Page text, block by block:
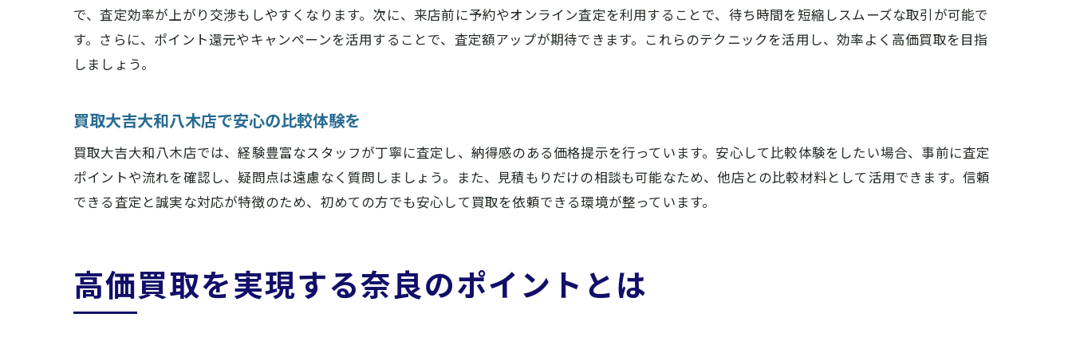
家電買取時に必要な準備と注意点まとめ
奈良リサイクルショップ大型品査定のコツ
奈良の信頼できる買取業者選び方ガイド
口コミで評判の良い奈良の買取店を見極める
買取価格比較で重視すべきチェックポイント
奈良出張買取おすすめ業者の特徴まとめ
買取大吉大和八木店で安心査定を体験
で、査定効率が上がり交渉もしやすくなります。次に、来店前に予約やオンライン査定を利用することで、待ち時間を短縮しスムーズな取引が可能で
す。さらに、ポイント還元やキャンペーンを活用することで、査定額アップが期待できます。これらのテクニックを活用し、効率よく高価買取を目指
しましょう。
買取大吉大和八木店で安心の比較体験を
買取大吉大和八木店では、経験豊富なスタッフが丁寧に査定し、納得感のある価格提示を行っています。安心して比較体験をしたい場合、事前に査定
ポイントや流れを確認し、疑問点は遠慮なく質問しましょう。また、見積もりだけの相談も可能なため、他店との比較材料として活用できます。信頼
できる査定と誠実な対応が特徴のため、初めての方でも安心して買取を依頼できる環境が整っています。
高価買取を実現する奈良のポイントとは